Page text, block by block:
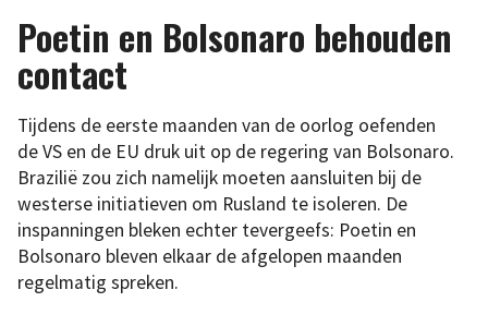
Poetin en Bolsonaro behouden
contact
Tijdens de eerste maanden van de oorlog oefenden
de VS en de EU druk uit op de regering van Bolsonaro.
Brazilië zou zich namelijk moeten aansluiten bij de
westerse initiatieven om Rusland te isoleren. De
inspanningen bleken echter tevergeefs: Poetin en
Bolsonaro bleven elkaar de afgelopen maanden
regelmatig spreken.